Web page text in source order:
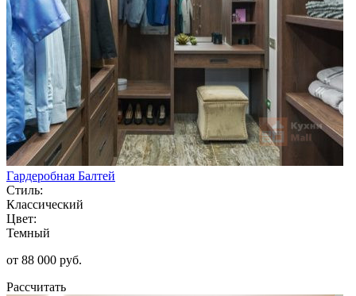
Гардеробная Балтей
Стиль:
Классический
Цвет:
Темный
от 88 000 руб.
Рассчитать